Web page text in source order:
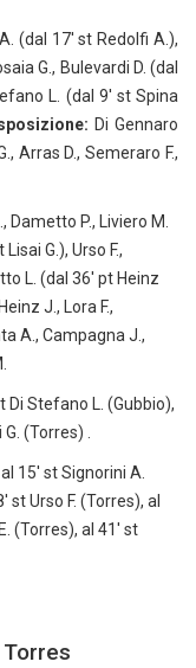
(dal 17′ st Redolfi A.),
G., Bulevardi D. (dal
L. (dal 9′ st Spina
Di Gennaro
Arras D., Semeraro F.,
Dametto P., Liviero M.
G.), Urso F.,
L. (dal 36′ pt Heinz
J., Lora F.,
A., Campagna J.,
Di Stefano L. (Gubbio),
G. (Torres) .
15′ st Signorini A.
st Urso F. (Torres), al
(Torres), al 41′ st